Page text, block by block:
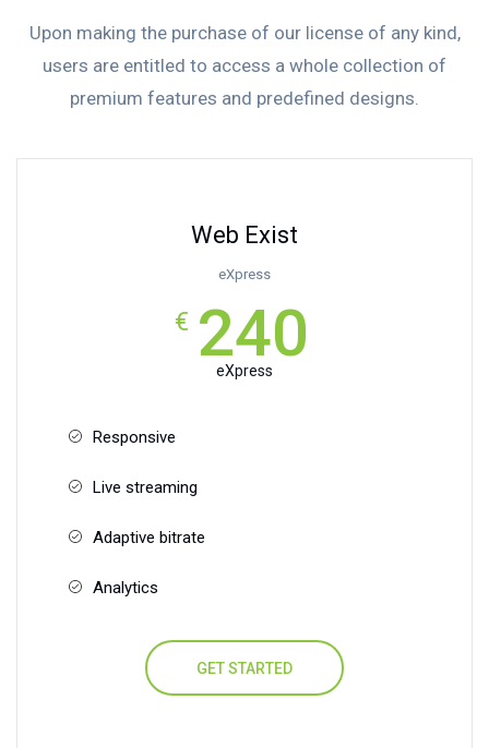
Upon making the purchase of our license of any kind,
users are entitled to access a whole collection of
premium features and predefined designs.
Web Exist
eXpress
€ 240
eXpress
Responsive
Live streaming
Adaptive bitrate
Analytics
GET STARTED